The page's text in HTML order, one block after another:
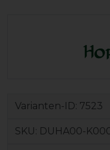
Varianten-ID: 7523
SKU: DUHA00-